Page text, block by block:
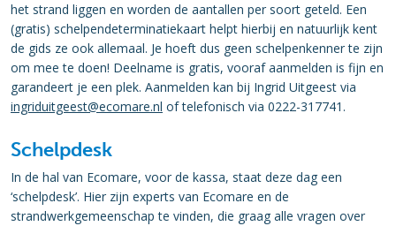
het strand liggen en worden de aantallen per soort geteld. Een
(gratis) schelpendeterminatiekaart helpt hierbij en natuurlijk kent
de gids ze ook allemaal. Je hoeft dus geen schelpenkenner te zijn
om mee te doen! Deelname is gratis, vooraf aanmelden is fijn en
garandeert je een plek. Aanmelden kan bij Ingrid Uitgeest via
ingriduitgeest@ecomare.nl of telefonisch via 0222-317741.
Schelpdesk
In de hal van Ecomare, voor de kassa, staat deze dag een
‘schelpdesk’. Hier zijn experts van Ecomare en de
strandwerkgemeenschap te vinden, die graag alle vragen over